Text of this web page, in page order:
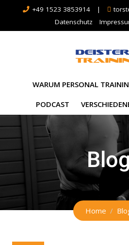
+49 1523 3853914 |
Datenschutz
WARUM PERSONAL
PODCAST
Home